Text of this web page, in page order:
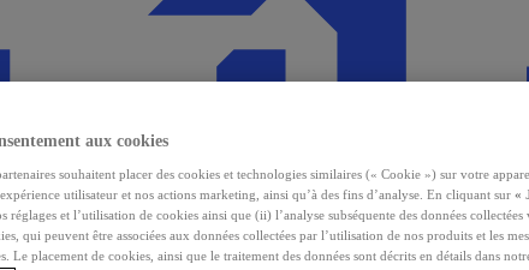
aux cookies
souhaitent placer des cookies et technologies similaires (« Cookie ») sur votre
utilisateur et nos actions marketing, ainsi qu’à des fins d’analyse. En cliquant sur «
réglages et l’utilisation de cookies ainsi que (ii) l’analyse subséquente des données collectées
qui peuvent être associées aux données collectées par l’utilisation de nos produits et les
Le placement de cookies, ainsi que le traitement des données sont décrits en détails dans